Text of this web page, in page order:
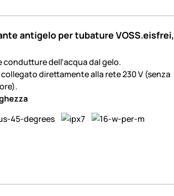
antigelo per tubature VOSS.eisfrei,
condutture dell'acqua dal gelo.
collegato direttamente alla rete 230 V (senza